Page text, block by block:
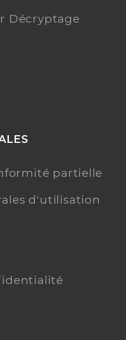
Décryptage
partielle
d'utilisation